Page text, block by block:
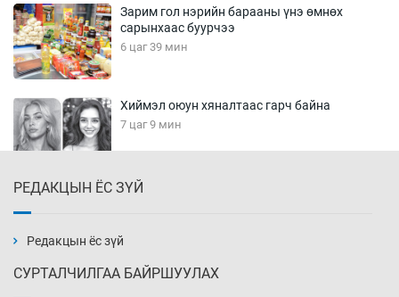
Зарим гол нэрийн барааны үнэ өмнөх
сарынхаас буурчээ
6 цаг 39 мин
Хиймэл оюун хяналтаас гарч байна
7 цаг 9 мин
7 цаг 39 мин
РЕДАКЦЫН ЁС ЗҮЙ
Редакцын ёс зүй
СУРТАЛЧИЛГАА БАЙРШУУЛАХ